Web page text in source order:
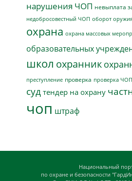
нарушения ЧОП невыплата
недобросовестный ЧОП оборот
охрана охрана массовых
образовательных
школ охранник
преступление проверка проверка ЧОП
суд тендер на охрану
чоп штраф
Национальный
по охране и безопасности